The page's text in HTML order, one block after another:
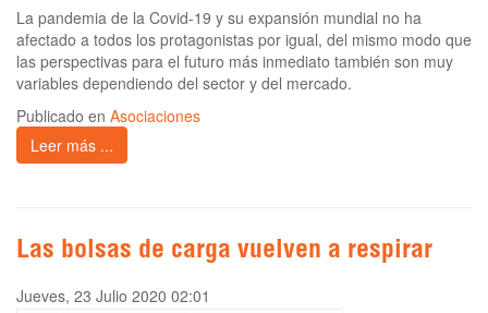
La pandemia de la Covid-19 y su expansión mundial no ha
afectado a todos los protagonistas por igual, del mismo modo que
las perspectivas para el futuro más inmediato también son muy
variables dependiendo del sector y del mercado.
Publicado en Asociaciones
Leer más ...
Las bolsas de carga vuelven a respirar
Jueves, 23 Julio 2020 02:01